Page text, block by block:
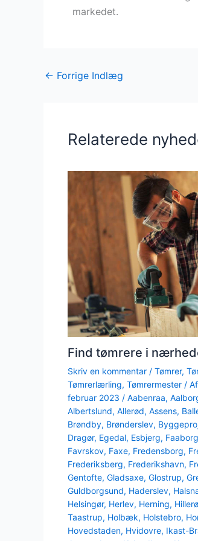
markedet.
← Forrige Indlæg
Relaterede
Find tømrere i
Skriv en kommentar / Tømrer,
Tømrerlærling, Tømrermester / Af
februar 2023 / Aabenraa,
Albertslund, Allerød, Assens,
Brøndby, Brønderslev,
Dragør, Egedal, Esbjerg,
Favrskov, Faxe, Fredensborg,
Frederiksberg, Frederikshavn,
Gentofte, Gladsaxe, Glostrup,
Guldborgsund, Haderslev,
Helsingør, Herlev, Herning,
Taastrup, Holbæk, Holstebro,
Hovedstaden, Hvidovre, Ikast-